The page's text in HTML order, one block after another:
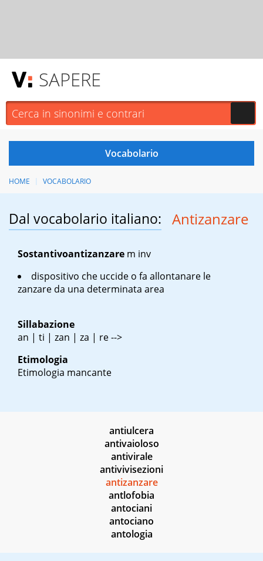
SAPERE
HOME VOCABOLARIO
Dal vocabolario italiano: Antizanzare
Sostantivoantizanzare m inv
dispositivo che uccide o fa allontanare le
zanzare da una determinata area
Sillabazione
an | ti | zan | za | re -->
Etimologia
Etimologia mancante
antiulcera
antivaioloso
antivirale
antivivisezioni
antizanzare
antlofobia
antociani
antociano
antologia